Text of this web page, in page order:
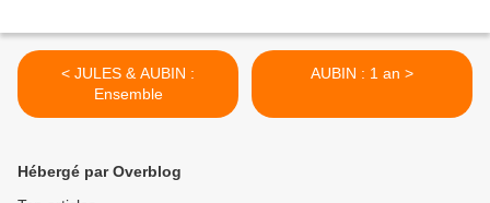
< JULES & AUBIN :
Ensemble
AUBIN : 1 an >
Hébergé par Overblog